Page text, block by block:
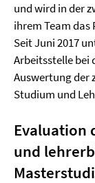
und wird in der
ihrem Team
Seit Juni 2017
Arbeitsstelle bei
Auswertung der
Studium und
Evaluation
und